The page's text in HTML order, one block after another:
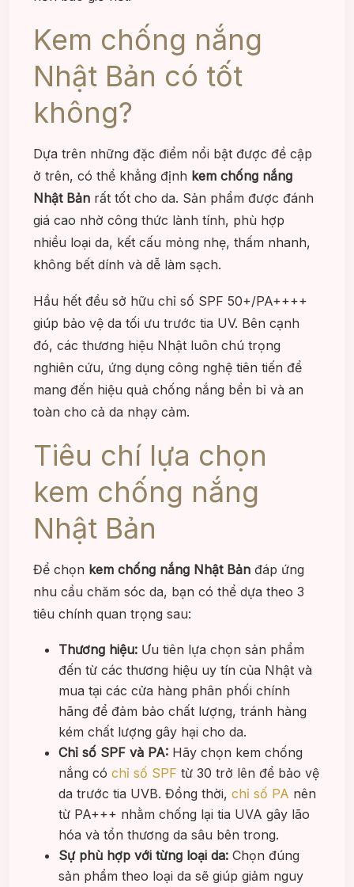
Kem chống nắng
Nhật Bản có tốt
không?
Dựa trên những đặc điểm nổi bật được đề cập
ở trên, có thể khẳng định kem chống nắng
Nhật Bản rất tốt cho da. Sản phẩm được đánh
giá cao nhờ công thức lành tính, phù hợp
nhiều loại da, kết cấu mỏng nhẹ, thấm nhanh,
không bết dính và dễ làm sạch.
Hầu hết đều sở hữu chỉ số SPF 50+/PA++++
giúp bảo vệ da tối ưu trước tia UV. Bên cạnh
đó, các thương hiệu Nhật luôn chú trọng
nghiên cứu, ứng dụng công nghệ tiên tiến để
mang đến hiệu quả chống nắng bền bỉ và an
toàn cho cả da nhạy cảm.
Tiêu chí lựa chọn
kem chống nắng
Nhật Bản
Để chọn kem chống nắng Nhật Bản đáp ứng
nhu cầu chăm sóc da, bạn có thể dựa theo 3
tiêu chính quan trọng sau:
Thương hiệu: Ưu tiên lựa chọn sản phẩm
đến từ các thương hiệu uy tín của Nhật và
mua tại các cửa hàng phân phối chính
hãng để đảm bảo chất lượng, tránh hàng
kém chất lượng gây hại cho da.
Chỉ số SPF và PA: Hãy chọn kem chống
nắng có chỉ số SPF từ 30 trở lên để bảo vệ
da trước tia UVB. Đồng thời, chỉ số PA nên
từ PA+++ nhằm chống lại tia UVA gây lão
hóa và tổn thương da sâu bên trong.
Sự phù hợp với từng loại da: Chọn đúng
sản phẩm theo loại da sẽ giúp giảm nguy